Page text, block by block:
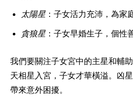
太陽星 ：子女活力充沛，為家
貪狼星 ：子女早婚生子，個性
我們要關注子女宮中的主星和輔
天相星入宮，子女才華橫溢。凶
帶來意外困擾。